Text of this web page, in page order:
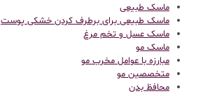
ماسک طبیعی
ماسک طبیعی برای برطرف کردن خشکی پوست
ماسک عسل و تخم مرغ
ماسک مو
مبارزه با عوامل مخرب مو
متخصصین مو
محافظ بدن